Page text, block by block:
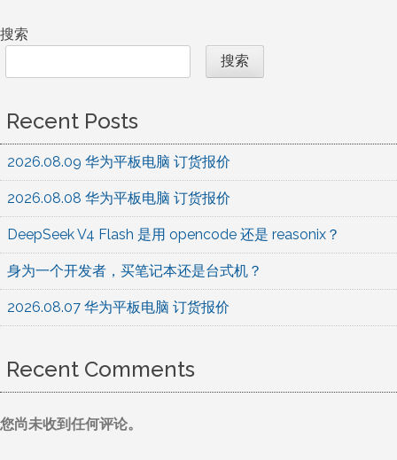
搜索
搜索
Recent Posts
2026.08.09 华为平板电脑 订货报价
2026.08.08 华为平板电脑 订货报价
DeepSeek V4 Flash 是用 opencode 还是 reasonix？
身为一个开发者，买笔记本还是台式机？
2026.08.07 华为平板电脑 订货报价
Recent Comments
您尚未收到任何评论。